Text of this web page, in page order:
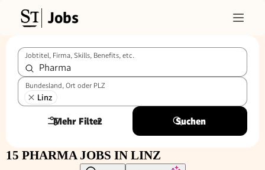
Jobs
Jobtitel, Firma, Skills, Benefits, etc.
Bundesland, Ort oder PLZ
Linz
Mehr Filter
2 Suchen
15 PHARMA JOBS IN LINZ